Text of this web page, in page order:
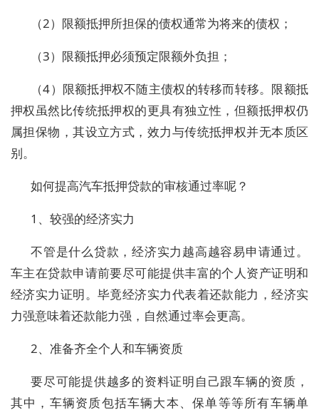
（2）限额抵押所担保的债权通常为将来的债权；
（3）限额抵押必须预定限额外负担；
（4）限额抵押权不随主债权的转移而转移。限额抵
押权虽然比传统抵押权的更具有独立性，但额抵押权仍
属担保物，其设立方式，效力与传统抵押权并无本质区
别。
如何提高汽车抵押贷款的审核通过率呢？
1、较强的经济实力
不管是什么贷款，经济实力越高越容易申请通过。
车主在贷款申请前要尽可能提供丰富的个人资产证明和
经济实力证明。毕竟经济实力代表着还款能力，经济实
力强意味着还款能力强，自然通过率会更高。
2、准备齐全个人和车辆资质
要尽可能提供越多的资料证明自己跟车辆的资质，
其中，车辆资质包括车辆大本、保单等等所有车辆单